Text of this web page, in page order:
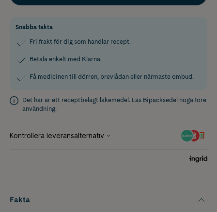
Snabba fakta
Fri frakt för dig som handlar recept.
Betala enkelt med Klarna.
Få medicinen till dörren, brevlådan eller närmaste ombud.
Det här är ett receptbelagt läkemedel. Läs Bipacksedel noga före
användning.
Fakta